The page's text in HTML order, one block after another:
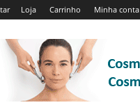
Loja Carrinho Minha conta